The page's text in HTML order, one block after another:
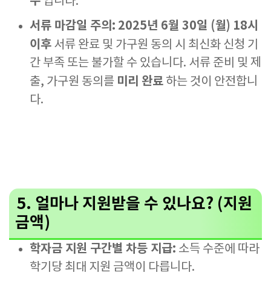
서류 마감일 주의: 2025년 6월 30일 (월) 18시
이후 서류 완료 및 가구원 동의 시 최신화 신청 기
간 부족 또는 불가할 수 있습니다. 서류 준비 및 제
출, 가구원 동의를 미리 완료 하는 것이 안전합니
다.
5. 얼마나 지원받을 수 있나요? (지원
금액)
학자금 지원 구간별 차등 지급: 소득 수준에 따라
학기당 최대 지원 금액이 다릅니다.